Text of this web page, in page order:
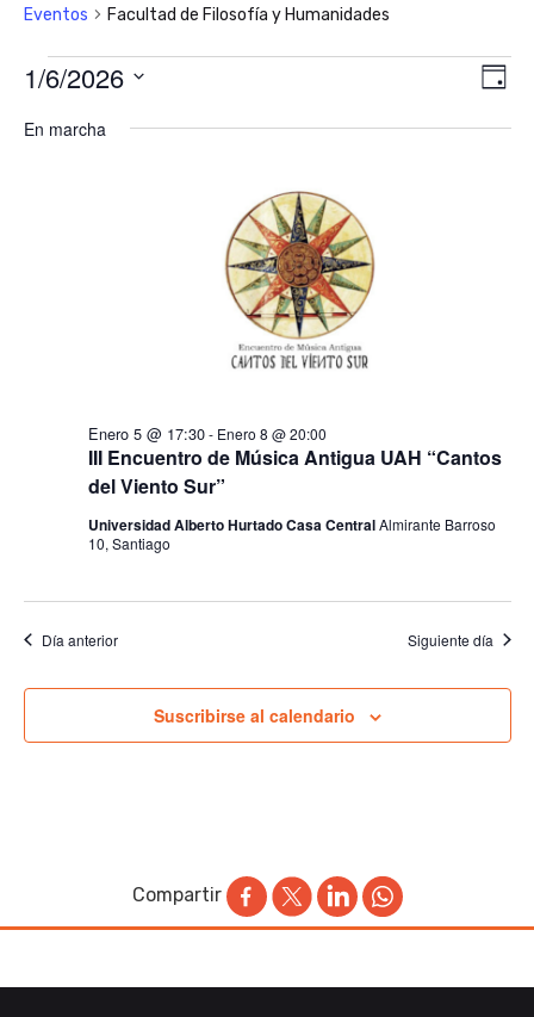
Eventos Facultad de Filosofía y Humanidades
Eventos
en
de
Día
1/6/2026
fecha.
En marcha
III Encuentro de Música Antigua UAH “Cantos
del Viento Sur”
Enero 5 @ 17:30- Enero 8 @ 20:00
Universidad Alberto Hurtado Casa CentralAlmirante Barroso
10, Santiago
Día anterior Siguiente día
Suscribirse al calendario
Compartir